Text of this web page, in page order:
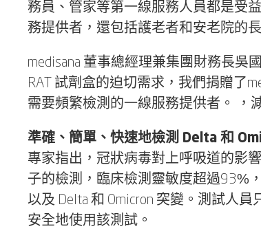
務員、管家等第一線服務人員都是受
務提供者，還包括護老者和安老院的長
medisana 董事總經理兼集團財務長吳
RAT 試劑盒的迫切需求，我們捐贈了
需要頻繁檢測的一線服務提供者。 ，
準確、簡單、快速地檢測 Delta 和
專家指出，冠狀病毒對上呼吸道的影
子的檢測，臨床檢測靈敏度超過93%
以及 Delta 和 Omicron 突變。測試人
安全地使用該測試。